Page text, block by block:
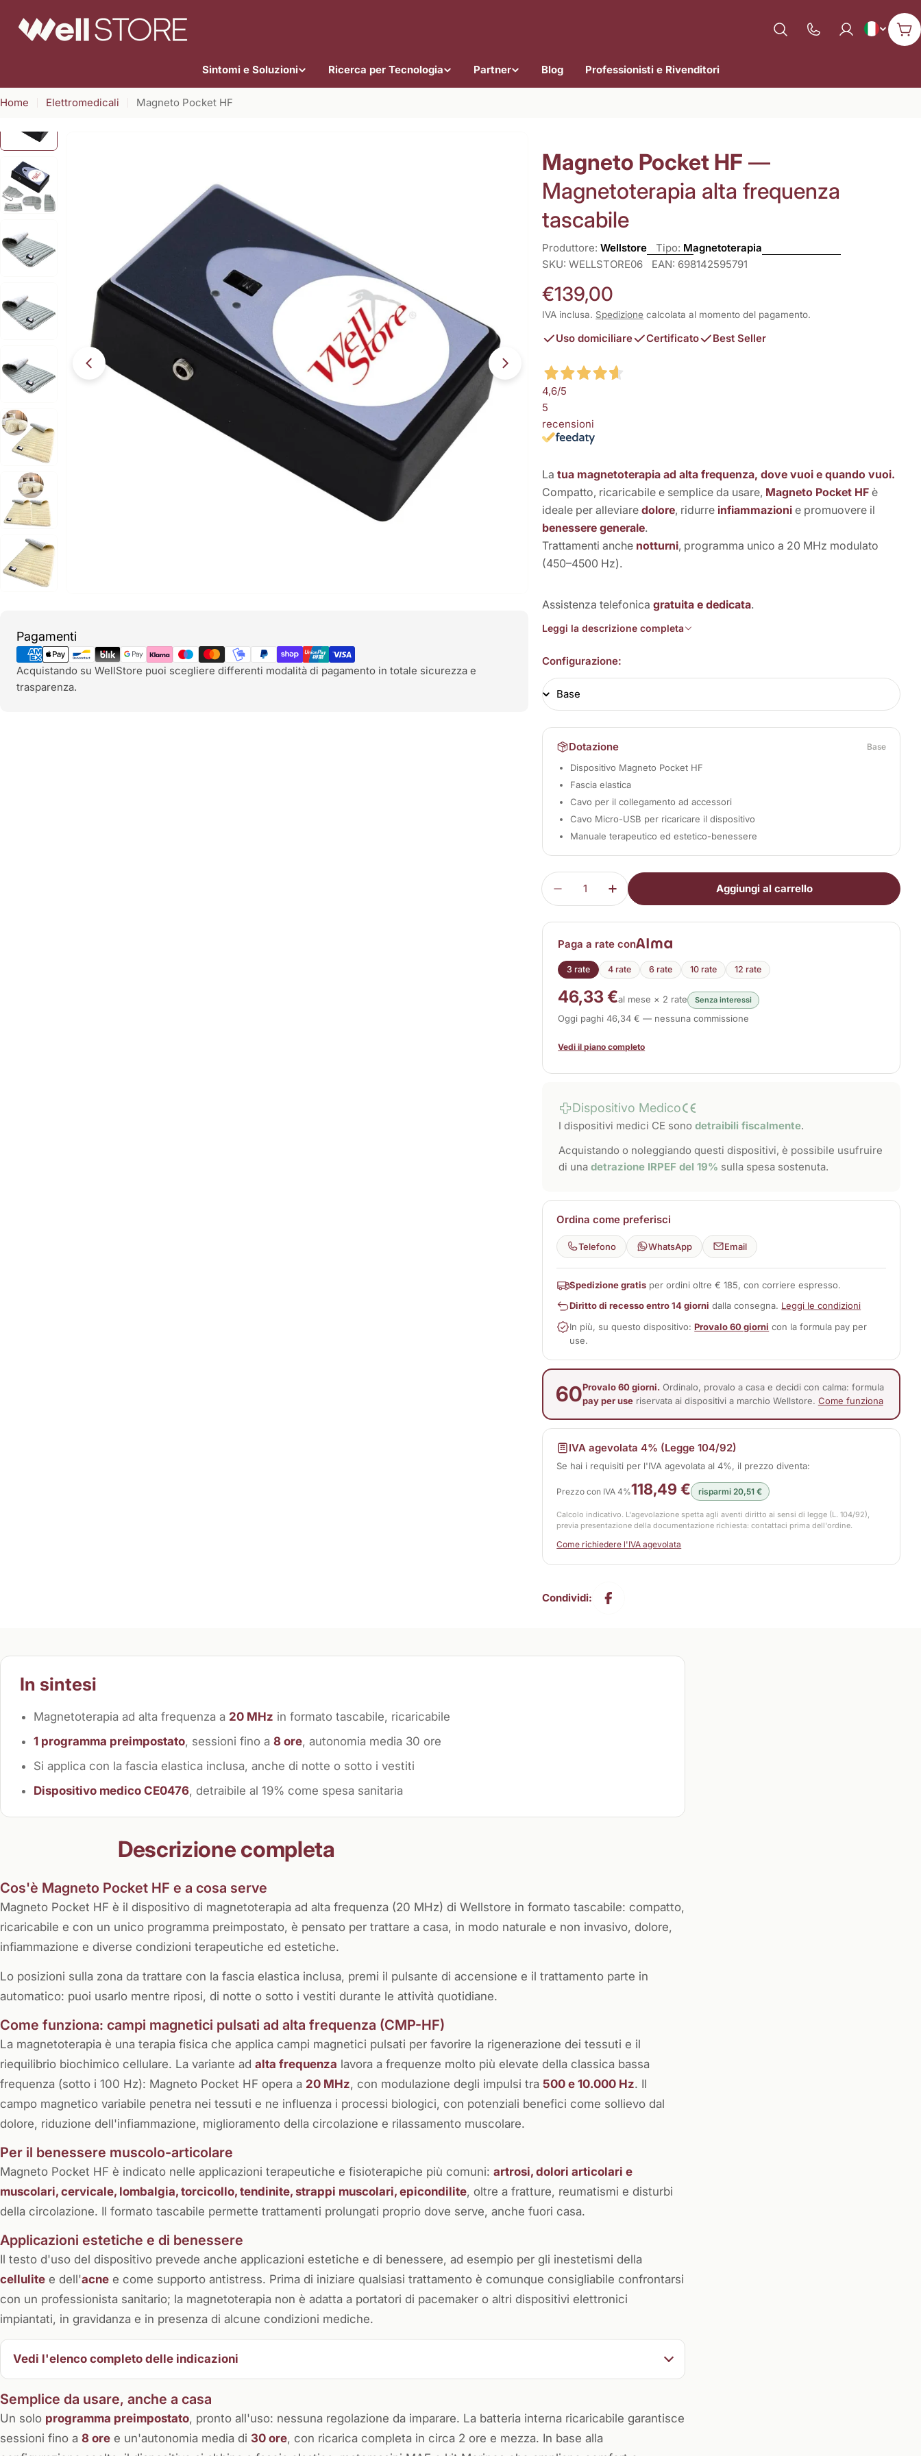
contenuto
Mostra
di
L
n
Italiano
Sintomi e Soluzioni Ricerca per Tecnologia Partner Blog Professionisti e Rivenditori
Home Elettromedicali Magneto Pocket HF
Apri supporto 7 in modalità modale Apri supporto 8 in modalità modale
Pagamenti
Metodi
di
pagamento
Acquistando su WellStore puoi scegliere differenti modalità di pagamento in totale sicurezza e
trasparenza.
Magneto Pocket HF —
Magnetoterapia alta frequenza
tascabile
Produttore: Wellstore Tipo: Magnetoterapia
SKU: WELLSTORE06 EAN: 698142595791
Prezzo
normale
€139,00
IVA inclusa. Spedizione calcolata al momento del pagamento.
Uso domiciliare Certificato Best Seller
4,6/5
5
recensioni
Latua magnetoterapia ad alta frequenza, dove vuoi e quando vuoi.
Compatto, ricaricabile e semplice da usare, Magneto Pocket HF è
ideale per alleviaredolore, ridurre infiammazioni e promuovere il
benessere generale.
Trattamenti anche notturni, programma unico a 20 MHz modulato
(450–4500 Hz).
Assistenza telefonicagratuita e dedicata.
Leggi la descrizione completa
Configurazione:
Dotazione Base
Dispositivo Magneto Pocket HF
Fascia elastica
Cavo per il collegamento ad accessori
Cavo Micro-USB per ricaricare il dispositivo
Manuale terapeutico ed estetico-benessere
Quantità
Diminuisci la quantità per Magneto Pocket HF
Aumenta la quantità per Magneto Pocket HF
Aggiungi al carrello
Paga a rate con
3 rate 4 rate 6 rate 10 rate 12 rate
46,33 €al mese × 2 rate Senza interessi
Oggi paghi 46,34 € — nessuna commissione
Vedi il piano completo
Dispositivo Medico
I dispositivi medici CE sonodetraibili fiscalmente.
Acquistando o noleggiando questi dispositivi, è possibile usufruire
di unadetrazione IRPEF del 19% sulla spesa sostenuta.
Ordina come preferisci
Telefono WhatsApp Email
Spedizione gratis per ordini oltre € 185, con corriere espresso.
Diritto di recesso entro 14 giorni dalla consegna. Leggi le condizioni
In più, su questo dispositivo:Provalo 60 giorni con la formula pay per
use.
60Provalo 60 giorni.Ordinalo, provalo a casa e decidi con calma: formula
pay per useriservata ai dispositivi a marchio Wellstore. Come funziona
IVA agevolata 4% (Legge 104/92)
Se hai i requisiti per l'IVA agevolata al 4%, il prezzo diventa:
Prezzo con IVA 4%118,49 € risparmi 20,51 €
Calcolo indicativo. L'agevolazione spetta agli aventi diritto ai sensi di legge (L. 104/92),
previa presentazione della documentazione richiesta: contattaci prima dell'ordine.
Come richiedere l'IVA agevolata
Condividi:
In sintesi
Magnetoterapia ad alta frequenza a 20 MHz in formato tascabile, ricaricabile
1 programma preimpostato, sessioni fino a 8 ore, autonomia media 30 ore
Si applica con la fascia elastica inclusa, anche di notte o sotto i vestiti
Dispositivo medico CE0476, detraibile al 19% come spesa sanitaria
Descrizione completa
Cos'è Magneto Pocket HF e a cosa serve
Magneto Pocket HF è il dispositivo di magnetoterapia ad alta frequenza (20 MHz) di Wellstore in formato tascabile: compatto,
ricaricabile e con un unico programma preimpostato, è pensato per trattare a casa, in modo naturale e non invasivo, dolore,
infiammazione e diverse condizioni terapeutiche ed estetiche.
Lo posizioni sulla zona da trattare con la fascia elastica inclusa, premi il pulsante di accensione e il trattamento parte in
automatico: puoi usarlo mentre riposi, di notte o sotto i vestiti durante le attività quotidiane.
Come funziona: campi magnetici pulsati ad alta frequenza (CMP-HF)
La magnetoterapia è una terapia fisica che applica campi magnetici pulsati per favorire la rigenerazione dei tessuti e il
riequilibrio biochimico cellulare. La variante ad alta frequenza lavora a frequenze molto più elevate della classica bassa
frequenza (sotto i 100 Hz): Magneto Pocket HF opera a 20 MHz, con modulazione degli impulsi tra 500 e 10.000 Hz. Il
campo magnetico variabile penetra nei tessuti e ne influenza i processi biologici, con potenziali benefici come sollievo dal
dolore, riduzione dell'infiammazione, miglioramento della circolazione e rilassamento muscolare.
Per il benessere muscolo-articolare
Magneto Pocket HF è indicato nelle applicazioni terapeutiche e fisioterapiche più comuni: artrosi, dolori articolari e
muscolari, cervicale, lombalgia, torcicollo, tendinite, strappi muscolari, epicondilite, oltre a fratture, reumatismi e disturbi
della circolazione. Il formato tascabile permette trattamenti prolungati proprio dove serve, anche fuori casa.
Applicazioni estetiche e di benessere
Il testo d'uso del dispositivo prevede anche applicazioni estetiche e di benessere, ad esempio per gli inestetismi della
cellulite e dell'acne e come supporto antistress. Prima di iniziare qualsiasi trattamento è comunque consigliabile confrontarsi
con un professionista sanitario; la magnetoterapia non è adatta a portatori di pacemaker o altri dispositivi elettronici
impiantati, in gravidanza e in presenza di alcune condizioni mediche.
Vedi l'elenco completo delle indicazioni
Semplice da usare, anche a casa
Un solo programma preimpostato, pronto all'uso: nessuna regolazione da imparare. La batteria interna ricaricabile garantisce
sessioni fino a 8 ore e un'autonomia media di 30 ore, con ricarica completa in circa 2 ore e mezza. In base alla